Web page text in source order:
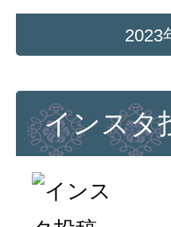
2023
インスタ